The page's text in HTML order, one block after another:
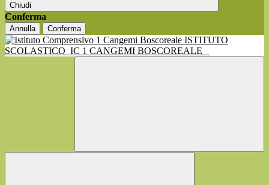
Chiudi
Conferma
Annulla Conferma
ISTITUTO
SCOLASTICO IC 1 CANGEMI BOSCOREALE